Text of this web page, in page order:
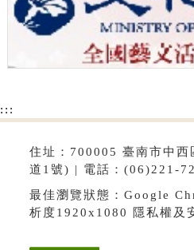
:::
住址：700005 臺南市中西
道1號) | 電話：(06)221-
最佳瀏覽狀態：Google
析度1920x1080 隱私權及